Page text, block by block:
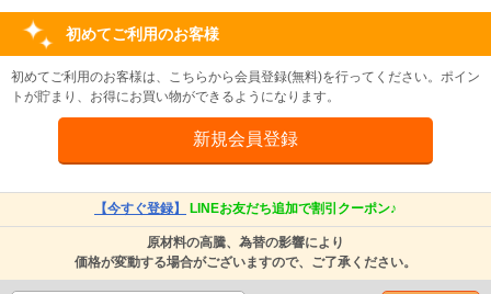
初めてご利用のお客様
初めてご利用のお客様は、こちらから会員登録(無料)を行ってください。ポイン
トが貯まり、お得にお買い物ができるようになります。
【今すぐ登録】 LINEお友だち追加で割引クーポン♪
原材料の高騰、為替の影響により
価格が変動する場合がございますので、ご了承ください。